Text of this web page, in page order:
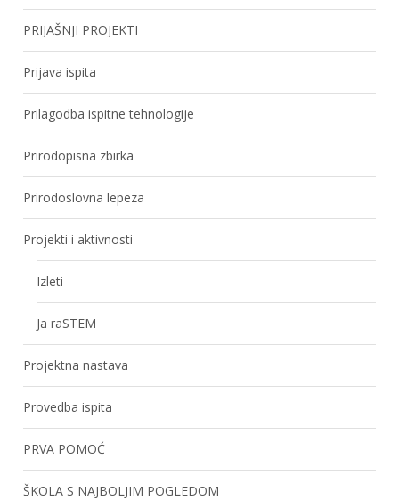
PRIJAŠNJI PROJEKTI
Prijava ispita
Prilagodba ispitne tehnologije
Prirodopisna zbirka
Prirodoslovna lepeza
Projekti i aktivnosti
Izleti
Ja raSTEM
Projektna nastava
Provedba ispita
PRVA POMOĆ
ŠKOLA S NAJBOLJIM POGLEDOM